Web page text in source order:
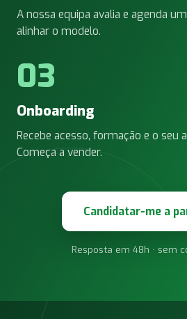
A nossa equipa avalia e agenda
alinhar o modelo.
03
Onboarding
Recebe acesso, formação e o seu
Começa a vender.
Candidatar-me a
Resposta em 48h · sem